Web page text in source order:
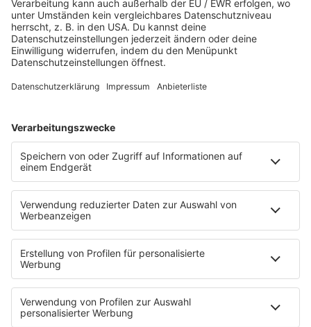
COLDPLAY mit HIGHER POWER
STARTSEITE
SERVICE
Kontakt
Newsletter
Jobs & Praktika